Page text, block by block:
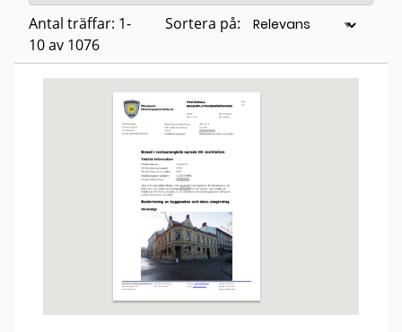
Antal träffar: 1-
10 av 1076
Sortera på: